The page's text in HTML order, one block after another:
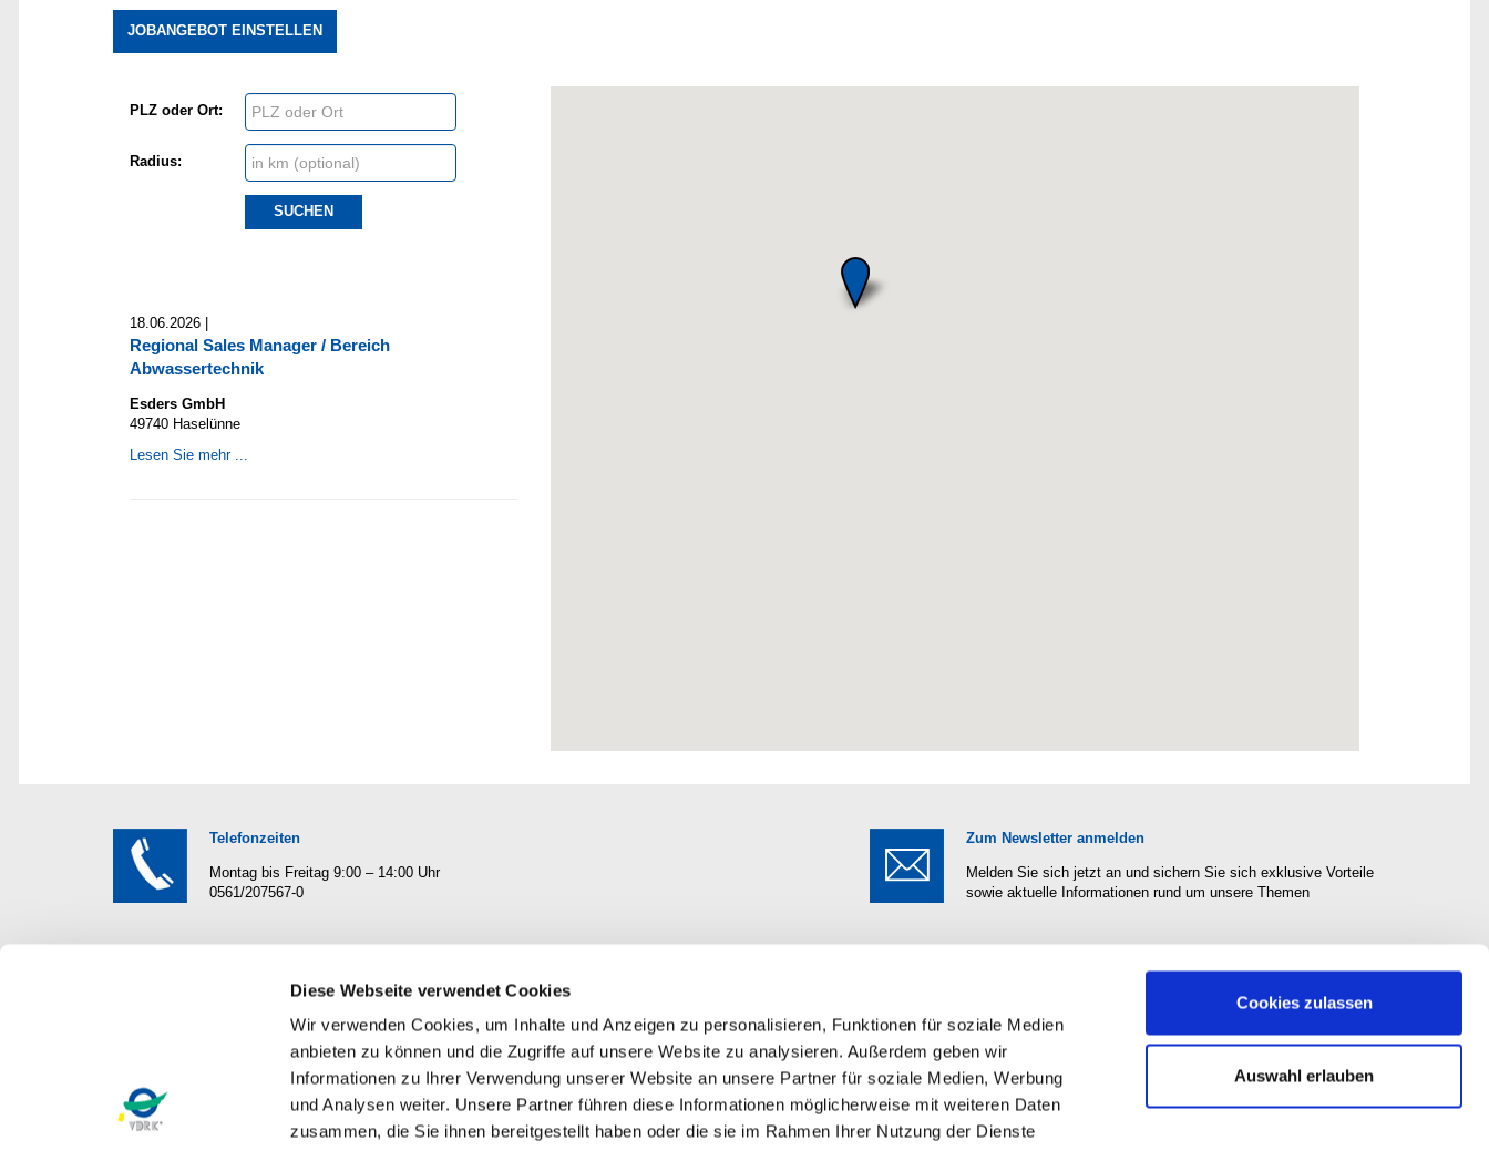
Diese Webseite verwendet Cookies
Wir verwenden Cookies, um Inhalte und Anzeigen zu personalisieren, Funktionen für soziale Medien
anbieten zu können und die Zugriffe auf unsere Website zu analysieren. Außerdem geben wir
Informationen zu Ihrer Verwendung unserer Website an unsere Partner für soziale Medien, Werbung
und Analysen weiter. Unsere Partner führen diese Informationen möglicherweise mit weiteren Daten
zusammen, die Sie ihnen bereitgestellt haben oder die sie im Rahmen Ihrer Nutzung der Dienste
Cookies zulassen
Auswahl erlauben
JOBANGEBOT EINSTELLEN
PLZ oder Ort:
Radius:
SUCHEN
18.06.2026 |
Regional Sales Manager / Bereich
Abwassertechnik
Esders GmbH
49740 Haselünne
Lesen Sie mehr ...
Telefonzeiten
Montag bis Freitag 9:00 – 14:00 Uhr
0561/207567-0
Zum Newsletter anmelden
Melden Sie sich jetzt an und sichern Sie sich exklusive Vorteile
sowie aktuelle Informationen rund um unsere Themen
Der VDRK, gegründet 1989 in Stuttgart, ist
der Fachverband der Branche "Rohr- und
Kanal-Technik". Er versteht sich als
Sprachrohr und Interessenvertretung der zur
Branche gehörenden Unternehmen.
Mitgliedschaft
Werden auch Sie Mitglied in dem Verband,
der Ihre Interessen wirklich und ehrlich
vertritt. Mehr als 600 Firmen der Branche
von einer Mitgliedschaft.
Kontakt
VDRK e. V.
Wilhelmshöher Allee 253-255
34131 Kassel
Telefon: 0561/207567-0